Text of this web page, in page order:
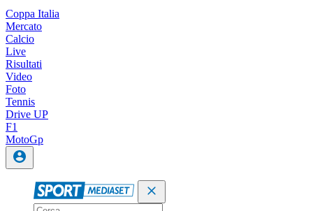
Coppa Italia
Mercato
Calcio
Live
Risultati
Video
Foto
Tennis
Drive UP
F1
MotoGp